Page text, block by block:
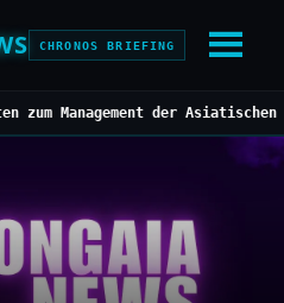
CHRONOS BRIEFING
der Asiatischen